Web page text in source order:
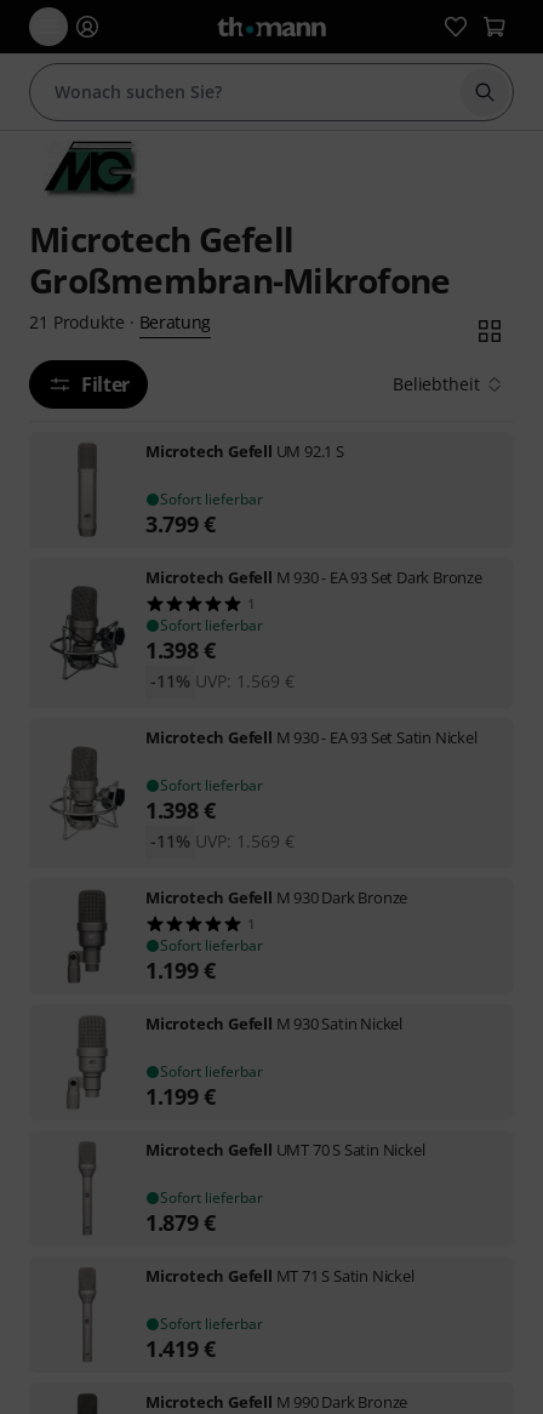
Suche
Microtech Gefell
Großmembran-Mikrofone
21 Produkte · Beratung
Filter Beliebtheit
Microtech Gefell UM 92.1 S
Sofort lieferbar
3.799€
Microtech Gefell M 930 - EA 93 Set Dark Bronze
1
Sofort lieferbar
1.398€
UVP: 1.569 €
-11%
Microtech Gefell M 930 - EA 93 Set Satin Nickel
Sofort lieferbar
1.398€
UVP: 1.569 €
-11%
Microtech Gefell M 930 Dark Bronze
1
Sofort lieferbar
1.199€
Microtech Gefell M 930 Satin Nickel
Sofort lieferbar
1.199€
Microtech Gefell UMT 70 S Satin Nickel
Sofort lieferbar
1.879€
Microtech Gefell MT 71 S Satin Nickel
Sofort lieferbar
1.419€
Microtech Gefell M 990 Dark Bronze